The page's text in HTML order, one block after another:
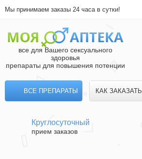
Мы принимаем заказы 24 часа в сутки!
все для Вашего сексуального
здоровья
препараты для повышения потенции
ВСЕ ПРЕПАРАТЫ КАК ЗАКАЗАТЬ
Круглосуточный
прием заказов